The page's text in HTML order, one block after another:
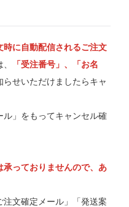
時に自動配信されるご注文
「受注番号」、「お名
らせいただけましたらキャ
」をもってキャンセル確
っておりませんので、あ
文確定メール」「発送案